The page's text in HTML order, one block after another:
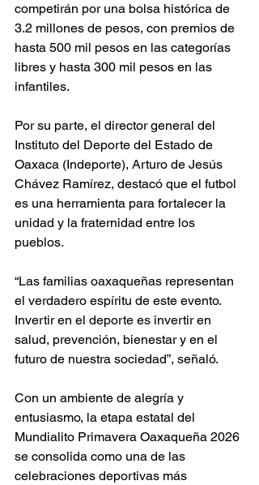
competirán por una bolsa histórica de
3.2 millones de pesos, con premios de
hasta 500 mil pesos en las categorías
libres y hasta 300 mil pesos en las
infantiles.
Por su parte, el director general del
Instituto del Deporte del Estado de
Oaxaca (Indeporte), Arturo de Jesús
Chávez Ramírez, destacó que el futbol
es una herramienta para fortalecer la
unidad y la fraternidad entre los
pueblos.
“Las familias oaxaqueñas representan
el verdadero espíritu de este evento.
Invertir en el deporte es invertir en
salud, prevención, bienestar y en el
futuro de nuestra sociedad”, señaló.
Con un ambiente de alegría y
entusiasmo, la etapa estatal del
Mundialito Primavera Oaxaqueña 2026
se consolida como una de las
celebraciones deportivas más